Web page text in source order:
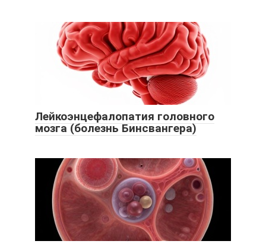
Лейкоэнцефалопатия головного
мозга (болезнь Бинсвангера)